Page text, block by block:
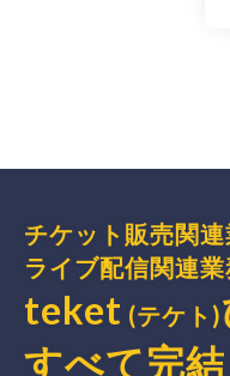
チケット販売関連
ライブ配信関連業
teket (テケト)
すべて完結